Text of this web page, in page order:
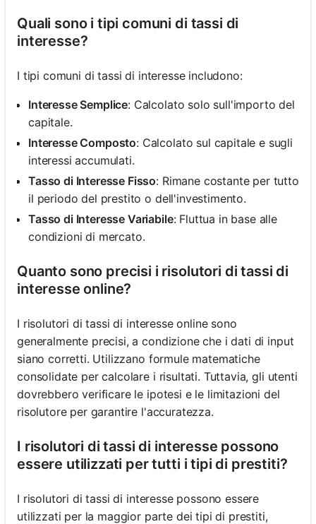
Quali sono i tipi comuni di tassi di
interesse?
I tipi comuni di tassi di interesse includono:
Interesse Semplice: Calcolato solo sull'importo del
capitale.
Interesse Composto: Calcolato sul capitale e sugli
interessi accumulati.
Tasso di Interesse Fisso: Rimane costante per tutto
il periodo del prestito o dell'investimento.
Tasso di Interesse Variabile: Fluttua in base alle
condizioni di mercato.
Quanto sono precisi i risolutori di tassi di
interesse online?
I risolutori di tassi di interesse online sono
generalmente precisi, a condizione che i dati di input
siano corretti. Utilizzano formule matematiche
consolidate per calcolare i risultati. Tuttavia, gli utenti
dovrebbero verificare le ipotesi e le limitazioni del
risolutore per garantire l'accuratezza.
I risolutori di tassi di interesse possono
essere utilizzati per tutti i tipi di prestiti?
I risolutori di tassi di interesse possono essere
utilizzati per la maggior parte dei tipi di prestiti,